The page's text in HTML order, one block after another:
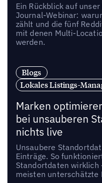
Ein Rückblick auf
Journal-Webinar:
zählt und die fünf
mit denen Multi-
werden.
Blogs
Lokales Listings-
Marken
bei unsauberen
nichts live
Unsaubere
Einträge. So
Standortdaten wirklich
meisten unterschätzte